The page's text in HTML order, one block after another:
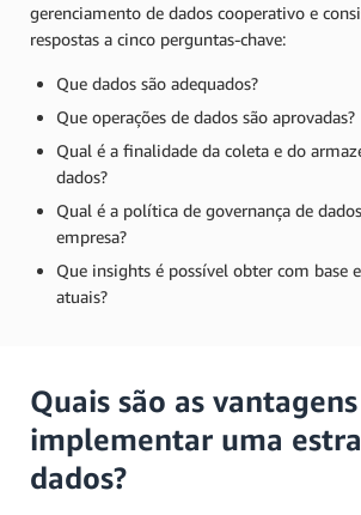
gerenciamento de dados cooperativo e
respostas a cinco perguntas-chave:
Que dados são adequados?
Que operações de dados são aprovadas?
Qual é a finalidade da coleta e do
dados?
Qual é a política de governança de
empresa?
Que insights é possível obter com base
atuais?
Quais são as
implementar uma
dados?